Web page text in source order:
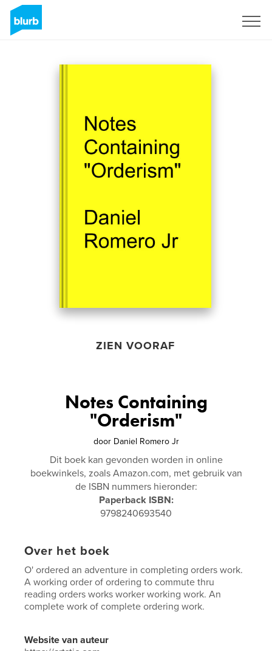
ZIEN VOORAF
Notes Containing
"Orderism"
door Daniel Romero Jr
Dit boek kan gevonden worden in online
boekwinkels, zoals Amazon.com, met gebruik van
de ISBN nummers hieronder:
Paperback ISBN:
9798240693540
Over het boek
O' ordered an adventure in completing orders work.
A working order of ordering to commute thru
reading orders works worker working work. An
complete work of complete ordering work.
Website van auteur